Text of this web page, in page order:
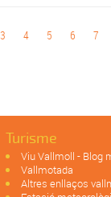
3 4 5 6 7
Turisme
Viu Vallmoll - Blog
Vallmotada
Altres enllaços